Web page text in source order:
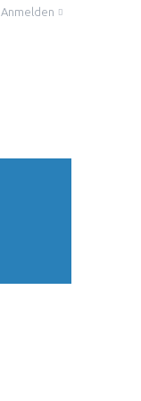
Anmelden